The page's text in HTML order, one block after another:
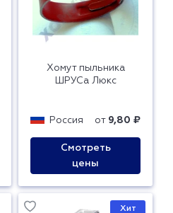
Хомут пыльника
ШРУСа Люкс
Россия от 9,80 ₽
Смотреть
цены
Хит